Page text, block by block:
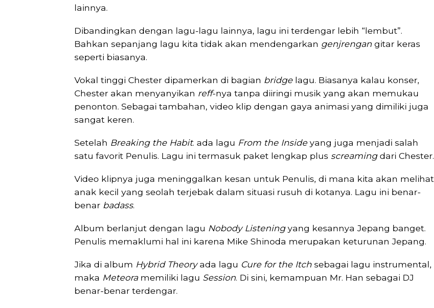
lainnya.
Dibandingkan dengan lagu-lagu lainnya, lagu ini terdengar lebih “lembut”.
Bahkan sepanjang lagu kita tidak akan mendengarkan genjrengan gitar keras
seperti biasanya.
Vokal tinggi Chester dipamerkan di bagian bridge lagu. Biasanya kalau konser,
Chester akan menyanyikan reff-nya tanpa diiringi musik yang akan memukau
penonton. Sebagai tambahan, video klip dengan gaya animasi yang dimiliki juga
sangat keren.
Setelah Breaking the Habit. ada lagu From the Inside yang juga menjadi salah
satu favorit Penulis. Lagu ini termasuk paket lengkap plus screamingdari Chester.
Video klipnya juga meninggalkan kesan untuk Penulis, di mana kita akan melihat
anak kecil yang seolah terjebak dalam situasi rusuh di kotanya. Lagu ini benar-
benar badass.
Album berlanjut dengan lagu Nobody Listeningyang kesannya Jepang banget.
Penulis memaklumi hal ini karena Mike Shinoda merupakan keturunan Jepang.
Jika di album Hybrid Theoryada lagu Cure for the Itch sebagai lagu instrumental,
maka Meteora memiliki lagu Session. Di sini, kemampuan Mr. Han sebagai DJ
benar-benar terdengar.